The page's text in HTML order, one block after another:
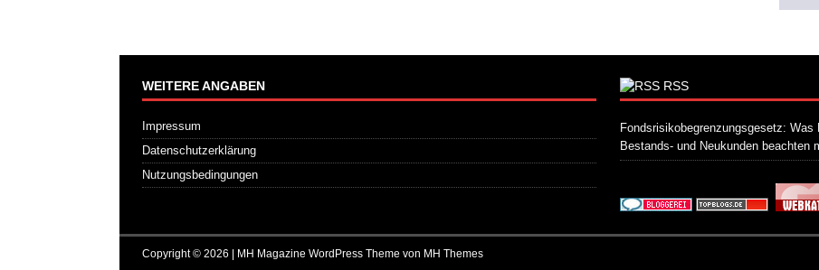
WEITERE ANGABEN
Impressum
Datenschutzerklärung
Nutzungsbedingungen
RSS
Fondsrisikobegrenzungsgesetz:
Bestands- und Neukunden beachten
Copyright © 2026 | MH Magazine WordPress Theme von MH Themes